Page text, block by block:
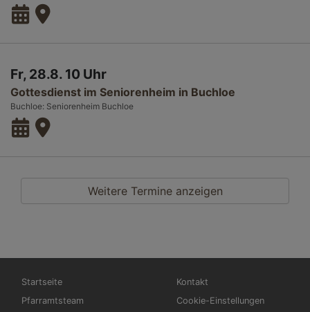
Fr, 28.8. 10 Uhr
Gottesdienst im Seniorenheim in Buchloe
Buchloe Seniorenheim Buchloe
Weitere Termine anzeigen
Hauptnavigation
Startseite
Pfarramtsteam
Fußbereichsmenü
Kontakt
Cookie-Einstellungen